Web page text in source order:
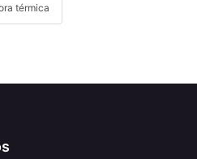
térmica